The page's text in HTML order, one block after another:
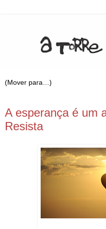
A esperança é um
Resista